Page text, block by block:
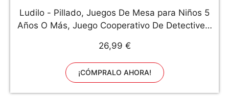
Ludilo - Pillado, Juegos De Mesa para Niños 5
Años O Más, Juego Cooperativo De Detectives,
Educativos, Regalos para Niños
26,99 €
¡CÓMPRALO AHORA!